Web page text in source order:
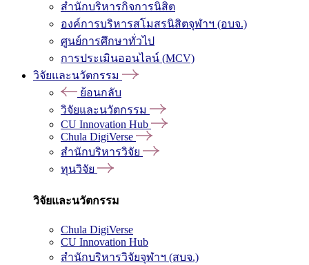
สำนักบริหารกิจการนิสิต
องค์การบริหารสโมสรนิสิตจุฬาฯ (อบจ.)
ศูนย์การศึกษาทั่วไป
การประเมินออนไลน์ (MCV)
วิจัยและนวัตกรรม
ย้อนกลับ
วิจัยและนวัตกรรม
CU Innovation Hub
Chula DigiVerse
สำนักบริหารวิจัย
ทุนวิจัย
วิจัยและนวัตกรรม
Chula DigiVerse
CU Innovation Hub
สำนักบริหารวิจัยจุฬาฯ (สบจ.)